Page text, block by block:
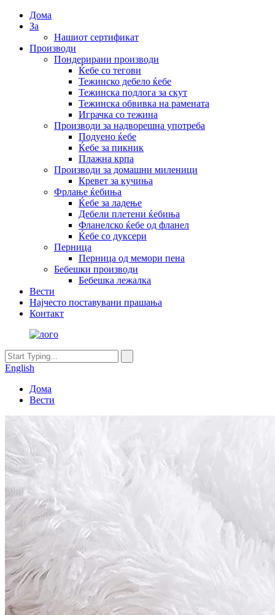
Дома
За
Нашиот сертификат
Производи
Пондерирани производи
Ќебе со тегови
Тежинско дебело ќебе
Тежинска подлога за скут
Тежинска обвивка на рамената
Играчка со тежина
Производи за надворешна употреба
Подуено ќебе
Ќебе за пикник
Плажна крпа
Производи за домашни миленици
Кревет за кучиња
Фрлање ќебиња
Ќебе за ладење
Дебели плетени ќебиња
Фланелско ќебе од фланел
Ќебе со дуксери
Перница
Перница од мемори пена
Бебешки производи
Бебешка лежалка
Вести
Најчесто поставувани прашања
Контакт
English
Дома
Вести